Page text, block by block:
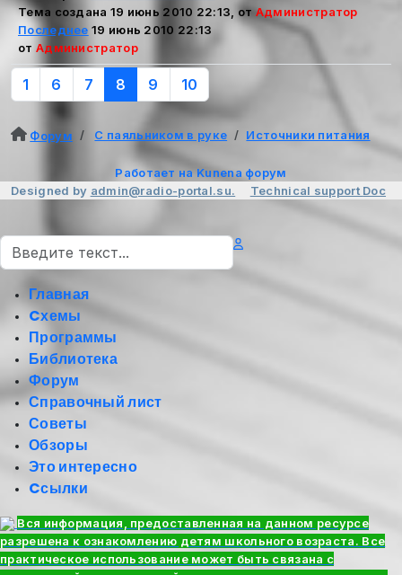
Тема создана 19 июнь 2010 22:13, от Администратор
Последнее 19 июнь 2010 22:13
от Администратор
1 6 7 8 9 10
Форум С паяльником в руке Источники питания
Работает на Kunena форум
Designed by admin@radio-portal.su. Technical support Doc
Поиск
Главная
Cхемы
Программы
Библиотека
Форум
Справочный лист
Советы
Обзоры
Это интересно
Cсылки
Вся информация, предоставленная на данном ресурсе
разрешена к ознакомлению детям школьного возраста. Все
практическое использование может быть связана с